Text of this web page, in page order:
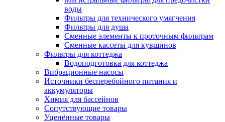
воды
Фильтры для технического умягчения
Фильтры для душа
Сменные элементы к проточным фильтрам
Сменные кассеты для кувшинов
Фильтры для коттеджа
Водоподготовка для коттеджа
Вибрационные насосы
Источники бесперебойного питания и
аккумуляторы
Химия для бассейнов
Сопутствующие товары
Уценённые товары